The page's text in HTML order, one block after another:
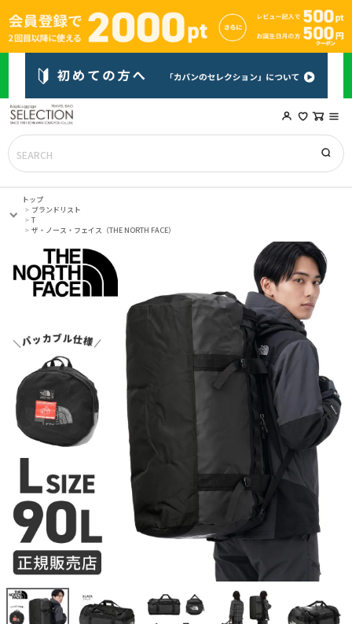
トップ
ブランドリスト
T
ザ・ノース・フェイス（THE NORTH FACE）